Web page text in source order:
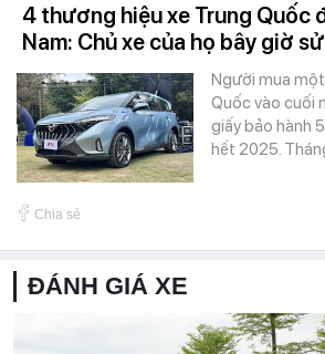
4 thương hiệu xe Trung Quốc
Nam: Chủ xe của họ bây giờ
Người mua
Quốc vào cuối
giấy bảo hành
hết 2025.
Chia sẻ
ĐÁNH GIÁ XE